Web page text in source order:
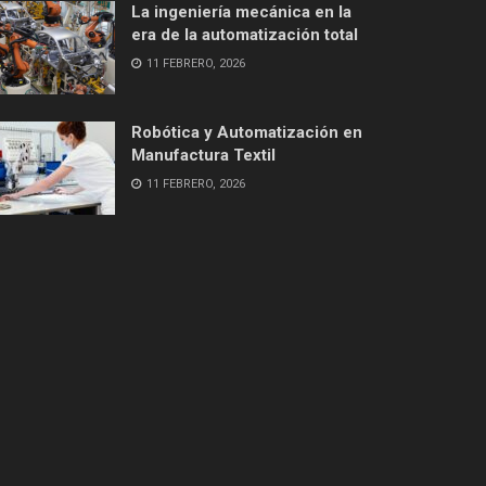
La ingeniería mecánica en la
era de la automatización total
11 FEBRERO, 2026
Robótica y Automatización en
Manufactura Textil
11 FEBRERO, 2026